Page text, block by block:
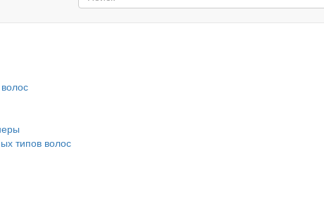
типов волос